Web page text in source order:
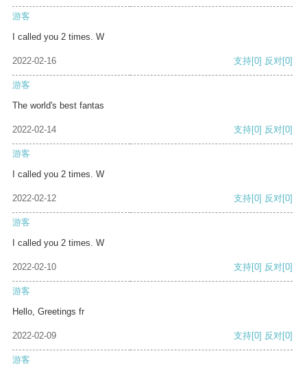
游客
I called you 2 times. W
2022-02-16 支持[0] 反对[0]
游客
The world's best fantas
2022-02-14 支持[0] 反对[0]
游客
I called you 2 times. W
2022-02-12 支持[0] 反对[0]
游客
I called you 2 times. W
2022-02-10 支持[0] 反对[0]
游客
Hello, Greetings fr
2022-02-09 支持[0] 反对[0]
游客